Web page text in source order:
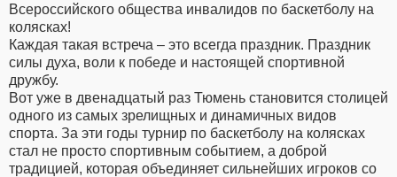
Всероссийского общества инвалидов по баскетболу на
колясках!
Каждая такая встреча – это всегда праздник. Праздник
силы духа, воли к победе и настоящей спортивной
дружбу.
Вот уже в двенадцатый раз Тюмень становится столицей
одного из самых зрелищных и динамичных видов
спорта. За эти годы турнир по баскетболу на колясках
стал не просто спортивным событием, а доброй
традицией, которая объединяет сильнейших игроков со